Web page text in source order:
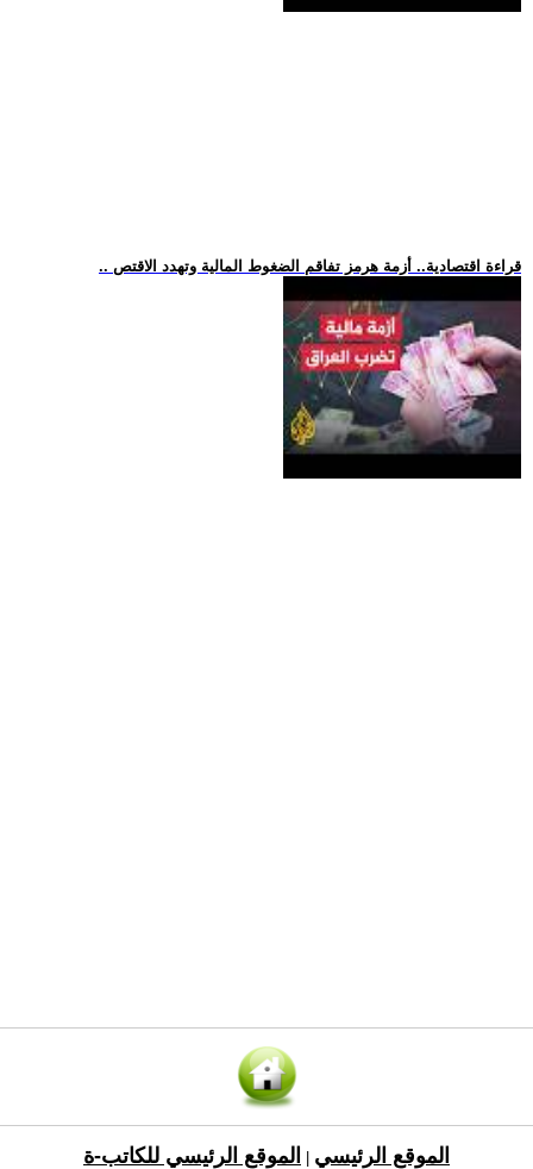
.. قراءة اقتصادية.. أزمة هرمز تفاقم الضغوط المالية وتهدد الاقتص
الموقع الرئيسي الموقع الرئيسي للكاتب-ة